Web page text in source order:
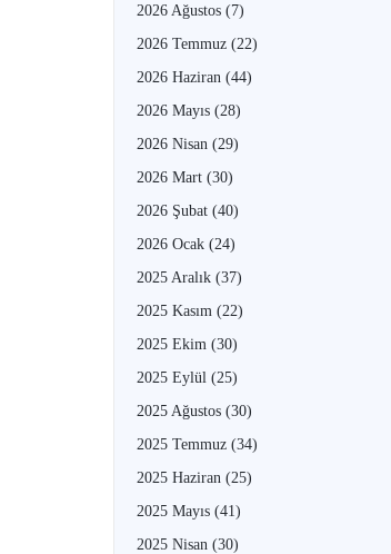
2026 Ağustos (7)
2026 Temmuz (22)
2026 Haziran (44)
2026 Mayıs (28)
2026 Nisan (29)
2026 Mart (30)
2026 Şubat (40)
2026 Ocak (24)
2025 Aralık (37)
2025 Kasım (22)
2025 Ekim (30)
2025 Eylül (25)
2025 Ağustos (30)
2025 Temmuz (34)
2025 Haziran (25)
2025 Mayıs (41)
2025 Nisan (30)